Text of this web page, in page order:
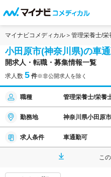
マイナビコメディカル 管理栄養士/栄
小田原市(神奈川県)の車
開求人・転職・募集情報一覧
求人数 5 件※非公開求人を除く
職種 管理栄養士/栄養
勤務地 神奈川県小田原市
求人条件 車通勤可
こ